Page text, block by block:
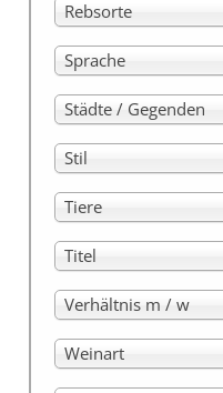
Rebsorte
Sprache
Städte / Gegenden
Stil
Tiere
Titel
Verhältnis m / w
Weinart